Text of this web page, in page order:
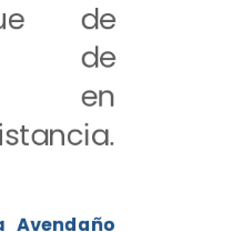
de
de
en
Avendaño